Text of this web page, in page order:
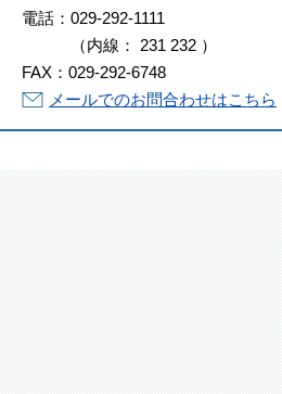
電話： 029-292-1111
（内線 ： 231 232 ）
FAX： 029-292-6748
メールでのお問合わせはこちら